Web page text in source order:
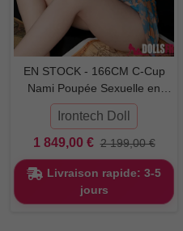
EN STOCK - 166CM C-Cup
Nami Poupée Sexuelle en
Silicone
Irontech Doll
1 849,00 € 2 199,00 €
Livraison rapide: 3-5
jours